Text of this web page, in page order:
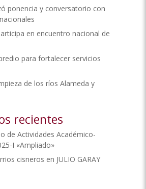
ponencia y conversatorio con
en encuentro nacional de
para fortalecer servicios
de los ríos Alameda y
recientes
de Actividades Académico-
I «Ampliado»
cisneros en JULIO GARAY